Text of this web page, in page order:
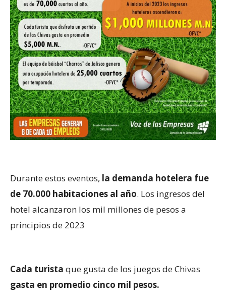
Durante estos eventos, la demanda hotelera fue
de 70.000 habitaciones al año. Los ingresos del
hotel alcanzaron los mil millones de pesos a
principios de 2023
Cada turista que gusta de los juegos de Chivas
gasta en promedio cinco mil pesos.